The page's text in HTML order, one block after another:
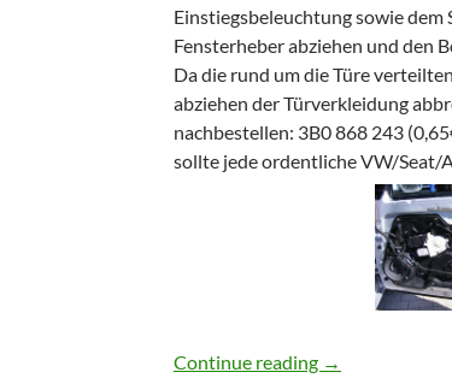
Einstiegsbeleuchtung sowie
Fensterheber abziehen und den
Da die rund um die Türe
abziehen der Türverkleidung
nachbestellen: 3B0 868 243
sollte jede ordentliche VW/
Continue reading Seat Leon 1M
→